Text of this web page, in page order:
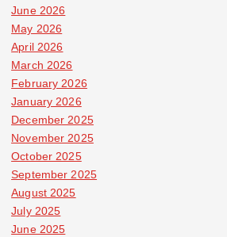
June 2026
May 2026
April 2026
March 2026
February 2026
January 2026
December 2025
November 2025
October 2025
September 2025
August 2025
July 2025
June 2025